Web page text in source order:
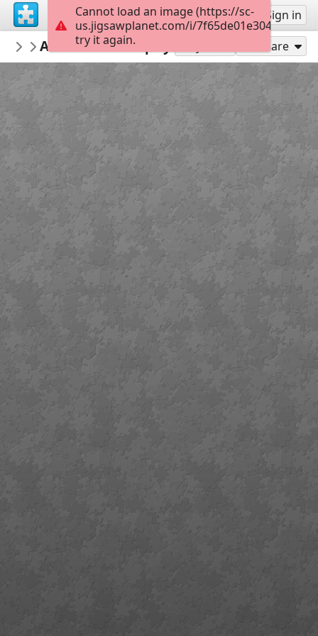
Sign up Sign in
nbukids
Подорож містами України
Алея кованих фігур. Рівне Share
Cannot load an image (https://sc-
us.jigsawplanet.com/i/
try it again.